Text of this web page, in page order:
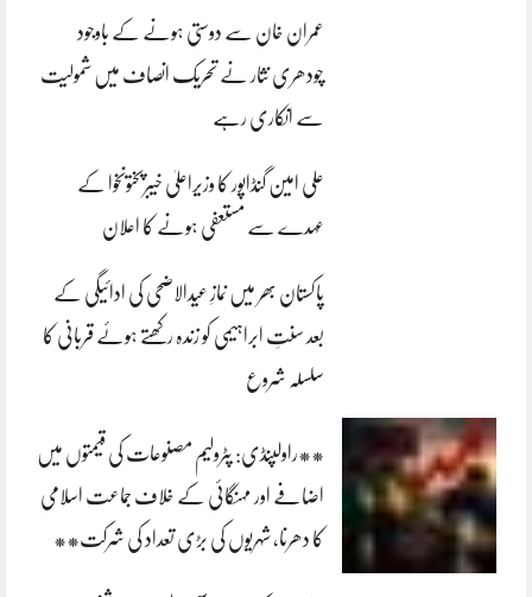
عمران خان سے دوستی ہونے کے باوجود
چودھری نثار نے تحریک انصاف میں شمولیت
سے انکاری رہے
علی امین گنڈاپور کا وزیراعلیٰ خیبرپختونخوا کے
عہدے سے مستعفی ہونے کا اعلان
پاکستان بھر میں نمازِ عیدالاضحی کی ادائیگی کے
بعد سنتِ ابراہیمی کو زندہ رکھتے ہوئے قربانی کا
سلسلہ شروع
**راولپنڈی: پٹرولیم مصنوعات کی قیمتوں میں
اضافے اور مہنگائی کے خلاف جماعت اسلامی
کا دھرنا، شہریوں کی بڑی تعداد کی شرکت**